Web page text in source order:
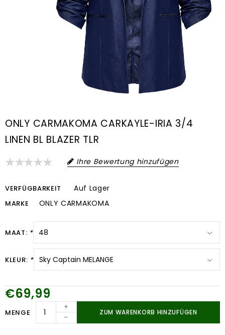
ONLY CARMAKOMA CARKAYLE-IRIA 3/4
LINEN BL BLAZER TLR
Ihre Bewertung hinzufügen
VERFÜGBARKEIT Auf Lager
MARKE ONLY CARMAKOMA
MAAT: *
KLEUR: *
€69,99
MENGE
+
-
ZUM WARENKORB HINZUFÜGEN